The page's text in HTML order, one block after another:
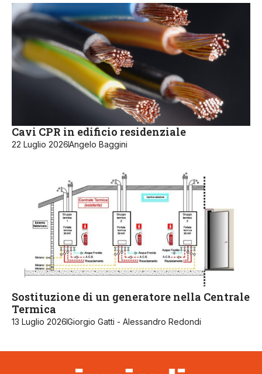
Cavi CPR in edificio residenziale
22 Luglio 2026Angelo Baggini
Sostituzione di un generatore nella Centrale
Termica
13 Luglio 2026Giorgio Gatti - Alessandro Redondi